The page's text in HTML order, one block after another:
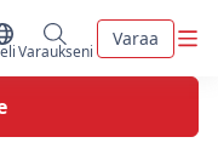
Vaihda kieltäMinun varaukseni
Varaukseni
Varaa